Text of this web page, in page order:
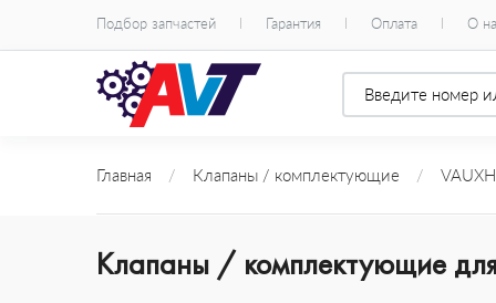
Подбор запчастей Гарантия Оплата О
Главная / Клапаны / комплектующие /
Клапаны / комплектующие